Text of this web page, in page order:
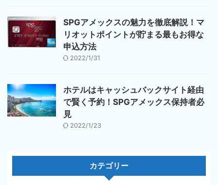
SPGアメックスの魅力を徹底解説！マ
リオットポイントが貯まる最もお得な
申込方法
2022/1/31
ホテルはキャッシュバックサイト経由
で賢く予約！SPGアメックス保持者必
見
2022/1/23
カテゴリー